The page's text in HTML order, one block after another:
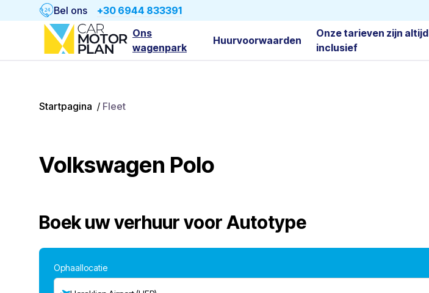
Bel ons +30 6944 833391
Ons
wagenpark
Huurvoorwaarden
Onze tarieven zijn altijd
inclusief
Startpagina / Fleet
Volkswagen Polo
Boek uw verhuur voorAutotype
Ophaallocatie